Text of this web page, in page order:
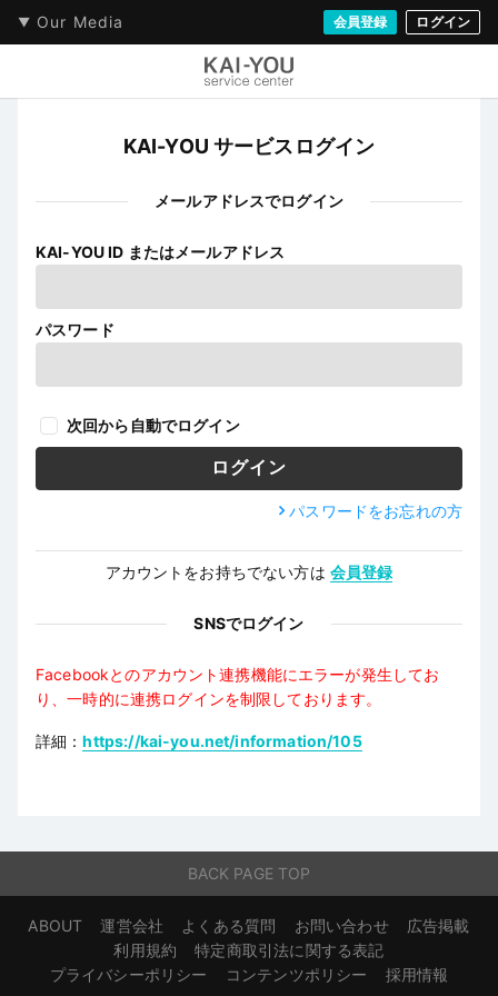
Our Media 会員登録 ログイン
KAI-YOU サービスログイン
メールアドレスでログイン
KAI-YOU ID またはメールアドレス
パスワード
次回から自動でログイン
パスワードをお忘れの方
アカウントをお持ちでない方は 会員登録
SNSでログイン
Facebookとのアカウント連携機能にエラーが発生してお
り、一時的に連携ログインを制限しております。
詳細：https://kai-you.net/information/105
BACK PAGE TOP
ABOUT 運営会社 よくある質問 お問い合わせ
広告掲載
利用規約
特定商取引法に関する表記
プライバシーポリシー
コンテンツポリシー 採用情報